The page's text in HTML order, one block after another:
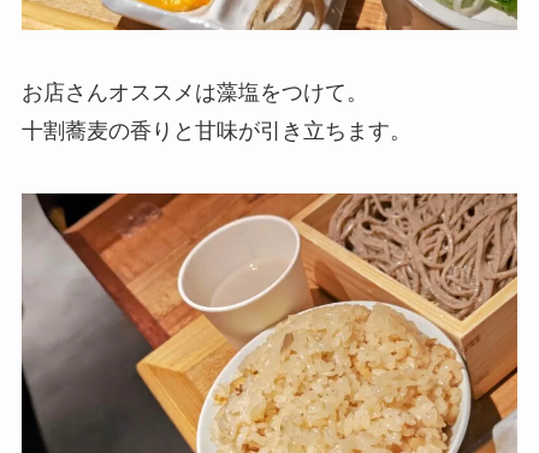
お店さんオススメは藻塩をつけて。
十割蕎麦の香りと甘味が引き立ちます。